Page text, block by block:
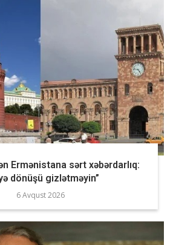
Ermənistana sərt xəbərdarlıq:
dönüşü gizlətməyin”
6 Avqust 2026